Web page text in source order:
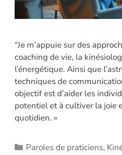
“Je m’appuie sur des
coaching de vie, la
l’énergétique. Ainsi que
techniques de
objectif est d’aider les
potentiel et à cultiver la joie
quotidien. »
Catégories
Paroles de praticiens,